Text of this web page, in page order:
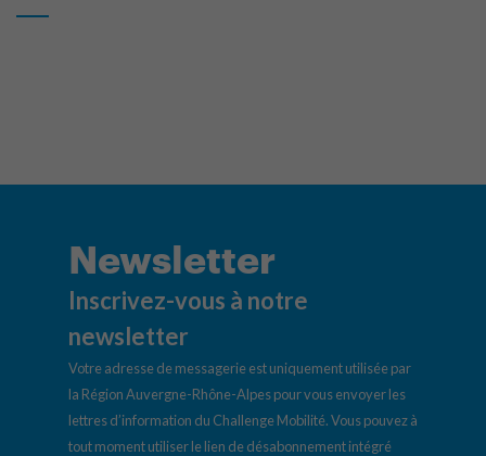
Newsletter
Inscrivez-vous à notre
newsletter
Votre adresse de messagerie est uniquement utilisée par
la Région Auvergne-Rhône-Alpes pour vous envoyer les
lettres d’information du Challenge Mobilité. Vous pouvez à
tout moment utiliser le lien de désabonnement intégré